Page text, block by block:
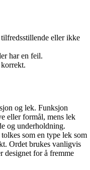
eller ikke
har en feil.
og lek. Funksjon
eller formål, mens lek
og underholdning.
som en type lek som
Ordet brukes vanligvis
designet for å fremme